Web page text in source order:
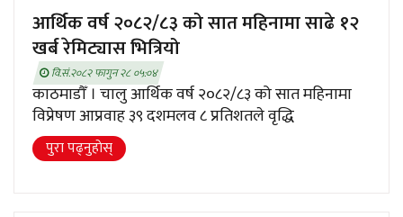
आर्थिक वर्ष २०८२/८३ को सात महिनामा साढे १२
खर्ब रेमिट्यास भित्रियो
वि.सं.२०८२ फागुन २८ ०५:०४
काठमाडौँ । चालु आर्थिक वर्ष २०८२/८३ को सात महिनामा
विप्रेषण आप्रवाह ३९ दशमलव ८ प्रतिशतले वृद्धि
पुरा पढ्नुहाेस्